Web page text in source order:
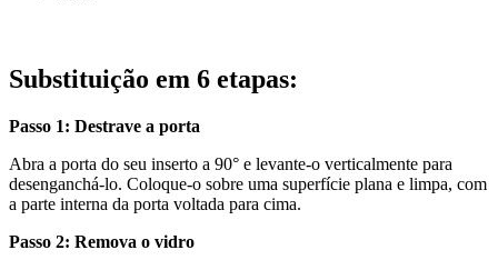
Substituição em 6 etapas:
Passo 1: Destrave a porta
Abra a porta do seu inserto a 90° e levante-o verticalmente para
desenganchá-lo. Coloque-o sobre uma superfície plana e limpa, com
a parte interna da porta voltada para cima.
Passo 2: Remova o vidro